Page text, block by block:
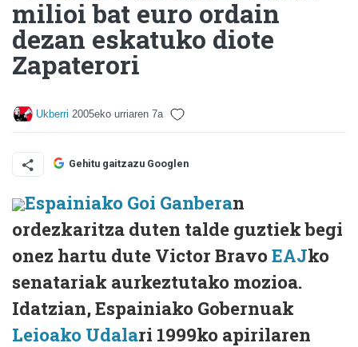
milioi bat euro ordain
dezan eskatuko diote
Zapaterori
Ukberri 2005eko urriaren 7a
Gehitu gaitzazu Googlen
Espainiako Goi Ganberan
ordezkaritza duten talde guztiek begi
onez hartu dute Victor BravoEAJko
senatariak aurkeztutako mozioa.
Idatzian, Espainiako Gobernuak
Leioako Udalari 1999ko apirilaren